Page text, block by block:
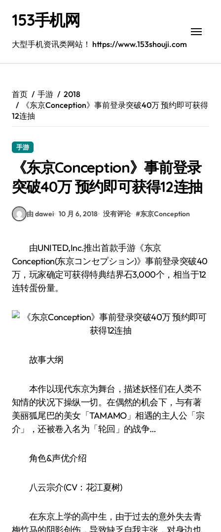
153手机网
大型手机资讯类网站！ https://www.153shouji.com
首页 手游
2018
《东京Conception》事前登录突破40万 预约即可获得
12连抽
手游
《东京Conception》事前登录
突破40万 预约即可获得12连抽
由 dawei 10 月 6, 2018 没有评论 #东京Conception
由UNITED,Inc.推出首款手游《东京
Conception(东京コンセプション)》事前登录突破40
万，玩家确定可获得特典结界石3,000个，相当于12
连转蛋份量。
故事大纲
本作以现代东京为舞台，描述妖怪们在人类不
知情的状况下操纵一切。在偶然的机会下，与有著
美丽狐尾巴的美女「TAMAMO」相遇的主人公「宗
介」，还被卷入名为「轮回」的战争…
角色&声优介绍
八云宗介(CV：花江夏树)
在东京上学的高中生，由于过去的意外失去青